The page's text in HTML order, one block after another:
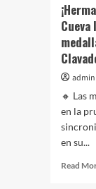
admin
🔸 Las
en la
en su...
Read